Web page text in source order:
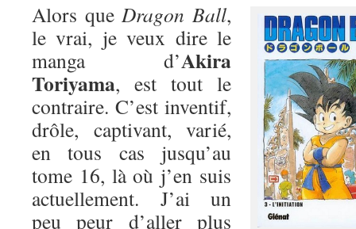
Alors queDragon Ball,
le vrai, je veux dire le
manga d’Akira
Toriyama, est tout le
contraire. C’est inventif,
drôle, captivant, varié,
en tous cas jusqu’au
tome 16, là où j’en suis
actuellement. J’ai un
peu peur d’aller plus